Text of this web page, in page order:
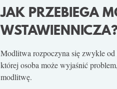
JAK PRZEBIEGA
Modlitwa rozpoczyna się zwykle
której osoba może wyjaśnić
modlitwę.